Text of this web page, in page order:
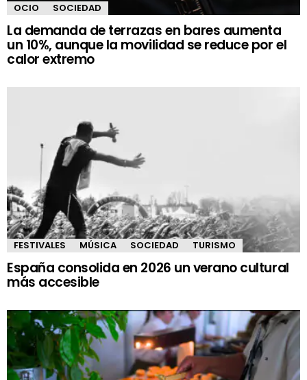
OCIO SOCIEDAD
La demanda de terrazas en bares aumenta
un 10%, aunque la movilidad se reduce por el
calor extremo
FESTIVALES MÚSICA SOCIEDAD TURISMO
España consolida en 2026 un verano cultural
más accesible